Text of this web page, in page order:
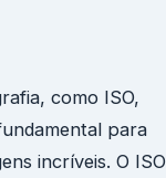
como ISO,
para
incríveis. O ISO